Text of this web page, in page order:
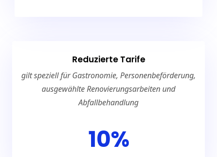
Reduzierte Tarife
gilt speziell für Gastronomie, Personenbeförderung,
ausgewählte Renovierungsarbeiten und
Abfallbehandlung
10%